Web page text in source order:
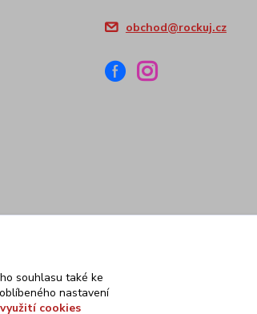
obchod@rockuj.cz
souhlasu také ke
nastavení
cookies